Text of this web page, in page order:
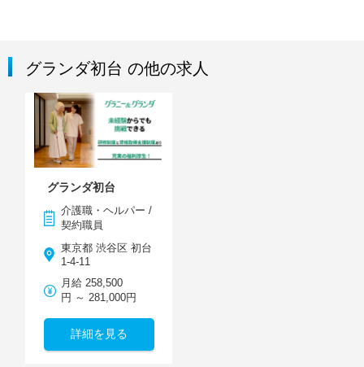
グランダ初台 の他の求人
グランダ初台
介護職・ヘルパー /
契約職員
東京都 渋谷区 初台
1-4-11
月給 258,500
円 ～ 281,000円
詳細を見る